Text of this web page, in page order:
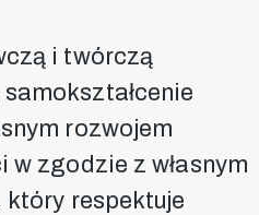
i twórczą
rozwojem
w zgodzie z własnym
respektuje